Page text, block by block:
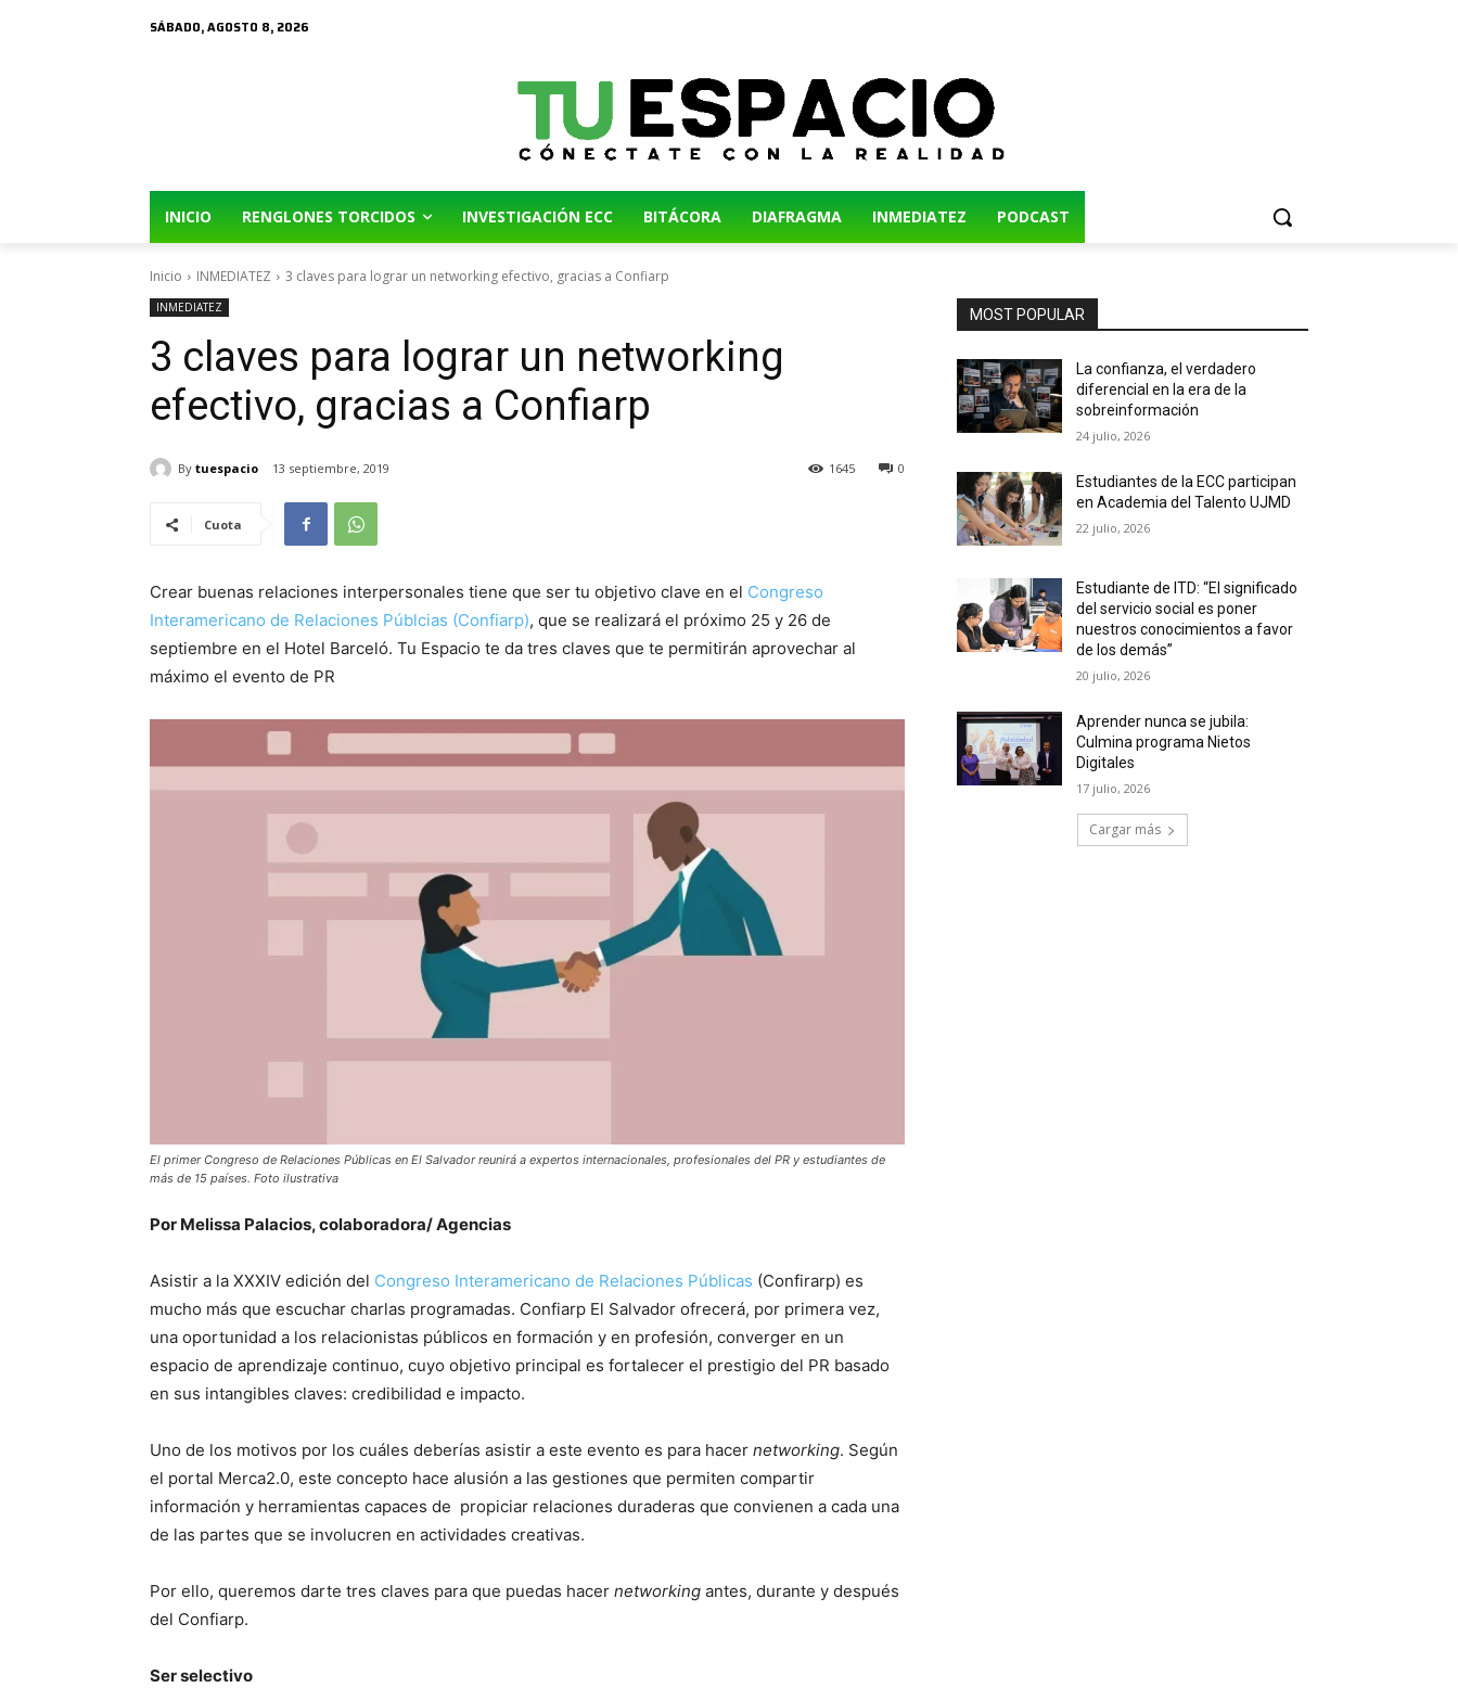
SÁBADO, AGOSTO 8, 2026
INICIO RENGLONES TORCIDOS INVESTIGACIÓN ECC BITÁCORA DIAFRAGMA INMEDIATEZ PODCAST
Inicio INMEDIATEZ 3 claves para lograr un networking efectivo, gracias a Confiarp
INMEDIATEZ
3 claves para lograr un networking
efectivo, gracias a Confiarp
By tuespacio 13 septiembre, 2019 0
1645
Cuota
Crear buenas relaciones interpersonales tiene que ser tu objetivo clave en el Congreso
Interamericano de Relaciones Públcias (Confiarp), que se realizará el próximo 25 y 26 de
septiembre en el Hotel Barceló. Tu Espacio te da tres claves que te permitirán aprovechar al
máximo el evento de PR
El primer Congreso de Relaciones Públicas en El Salvador reunirá a expertos internacionales, profesionales del PR y estudiantes de
más de 15 países. Foto ilustrativa
Por Melissa Palacios, colaboradora/ Agencias
Asistir a la XXXIV edición del Congreso Interamericano de Relaciones Públicas (Confirarp) es
mucho más que escuchar charlas programadas. Confiarp El Salvador ofrecerá, por primera vez,
una oportunidad a los relacionistas públicos en formación y en profesión, converger en un
espacio de aprendizaje continuo, cuyo objetivo principal es fortalecer el prestigio del PR basado
en sus intangibles claves: credibilidad e impacto.
Uno de los motivos por los cuáles deberías asistir a este evento es para hacer networking. Según
el portal Merca2.0, este concepto hace alusión a las gestiones que permiten compartir
información y herramientas capaces de propiciar relaciones duraderas que convienen a cada una
de las partes que se involucren en actividades creativas.
Por ello, queremos darte tres claves para que puedas hacer networking antes, durante y después
del Confiarp.
Ser selectivo
MOST POPULAR
La confianza, el verdadero
diferencial en la era de la
sobreinformación
24 julio, 2026
Estudiantes de la ECC participan
en Academia del Talento UJMD
22 julio, 2026
Estudiante de ITD: “El significado
del servicio social es poner
nuestros conocimientos a favor
de los demás”
20 julio, 2026
Aprender nunca se jubila:
Culmina programa Nietos
Digitales
17 julio, 2026
Cargar más